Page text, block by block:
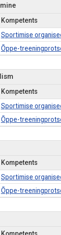
Kompetents
Sportimise
Õppe-
Kompetents
Sportimise
Õppe-
Kompetents
Sportimise
Õppe-